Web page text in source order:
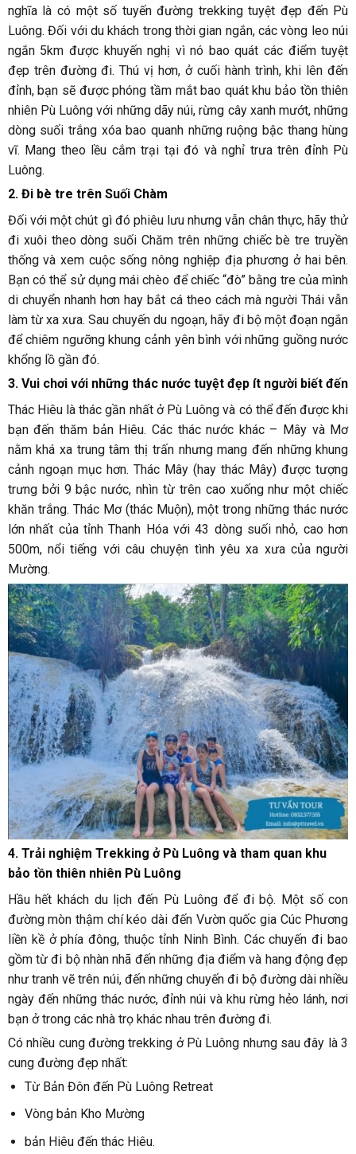
nghĩa là có một số tuyến đường trekking tuyệt đẹp đến Pù
Luông. Đối với du khách trong thời gian ngắn, các vòng leo núi
ngắn 5km được khuyến nghị vì nó bao quát các điểm tuyệt
đẹp trên đường đi. Thú vị hơn, ở cuối hành trình, khi lên đến
đỉnh, bạn sẽ được phóng tầm mắt bao quát khu bảo tồn thiên
nhiên Pù Luông với những dãy núi, rừng cây xanh mướt, những
dòng suối trắng xóa bao quanh những ruộng bậc thang hùng
vĩ. Mang theo lều cắm trại tại đó và nghỉ trưa trên đỉnh Pù
Luông.
2. Đi bè tre trên Suối Chàm
Đối với một chút gì đó phiêu lưu nhưng vẫn chân thực, hãy thử
đi xuôi theo dòng suối Chăm trên những chiếc bè tre truyền
thống và xem cuộc sống nông nghiệp địa phương ở hai bên.
Bạn có thể sử dụng mái chèo để chiếc “đò” bằng tre của mình
di chuyển nhanh hơn hay bắt cá theo cách mà người Thái vẫn
làm từ xa xưa. Sau chuyến du ngoạn, hãy đi bộ một đoạn ngắn
để chiêm ngưỡng khung cảnh yên bình với những guồng nước
khổng lồ gần đó.
3. Vui chơi với những thác nước tuyệt đẹp ít người biết đến
Thác Hiêu là thác gần nhất ở Pù Luông và có thể đến được khi
bạn đến thăm bản Hiêu. Các thác nước khác – Mây và Mơ
nằm khá xa trung tâm thị trấn nhưng mang đến những khung
cảnh ngoạn mục hơn. Thác Mây (hay thác Mây) được tượng
trưng bởi 9 bậc nước, nhìn từ trên cao xuống như một chiếc
khăn trắng. Thác Mơ (thác Muộn), một trong những thác nước
lớn nhất của tỉnh Thanh Hóa với 43 dòng suối nhỏ, cao hơn
500m, nổi tiếng với câu chuyện tình yêu xa xưa của người
Mường.
4. Trải nghiệm Trekking ở Pù Luông và tham quan khu
bảo tồn thiên nhiên Pù Luông
Hầu hết khách du lịch đến Pù Luông để đi bộ. Một số con
đường mòn thậm chí kéo dài đến Vườn quốc gia Cúc Phương
liền kề ở phía đông, thuộc tỉnh Ninh Bình. Các chuyến đi bao
gồm từ đi bộ nhàn nhã đến những địa điểm và hang động đẹp
như tranh vẽ trên núi, đến những chuyến đi bộ đường dài nhiều
ngày đến những thác nước, đỉnh núi và khu rừng hẻo lánh, nơi
bạn ở trong các nhà trọ khác nhau trên đường đi.
Có nhiều cung đường trekking ở Pù Luông nhưng sau đây là 3
cung đường đẹp nhất:
Từ Bản Đôn đến Pù Luông Retreat
Vòng bản Kho Mường
bản Hiêu đến thác Hiêu.